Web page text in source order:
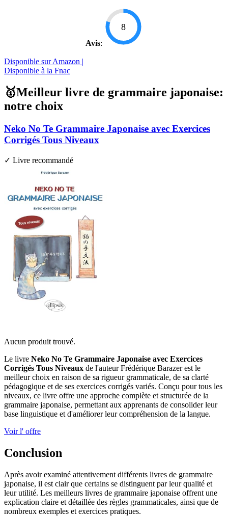
Avis:
8
Disponible sur Amazon |
Disponible à la Fnac
🥇Meilleur livre de grammaire japonaise:
notre choix
Neko No Te Grammaire Japonaise avec Exercices
Corrigés Tous Niveaux
✓ Livre recommandé
Aucun produit trouvé.
Le livre Neko No Te Grammaire Japonaise avec Exercices
Corrigés Tous Niveaux de l'auteur Frédérique Barazer est le
meilleur choix en raison de sa rigueur grammaticale, de sa clarté
pédagogique et de ses exercices corrigés variés. Conçu pour tous les
niveaux, ce livre offre une approche complète et structurée de la
grammaire japonaise, permettant aux apprenants de consolider leur
base linguistique et d'améliorer leur compréhension de la langue.
Voir l' offre
Conclusion
Après avoir examiné attentivement différents livres de grammaire
japonaise, il est clair que certains se distinguent par leur qualité et
leur utilité. Les meilleurs livres de grammaire japonaise offrent une
explication claire et détaillée des règles grammaticales, ainsi que de
nombreux exemples et exercices pratiques.